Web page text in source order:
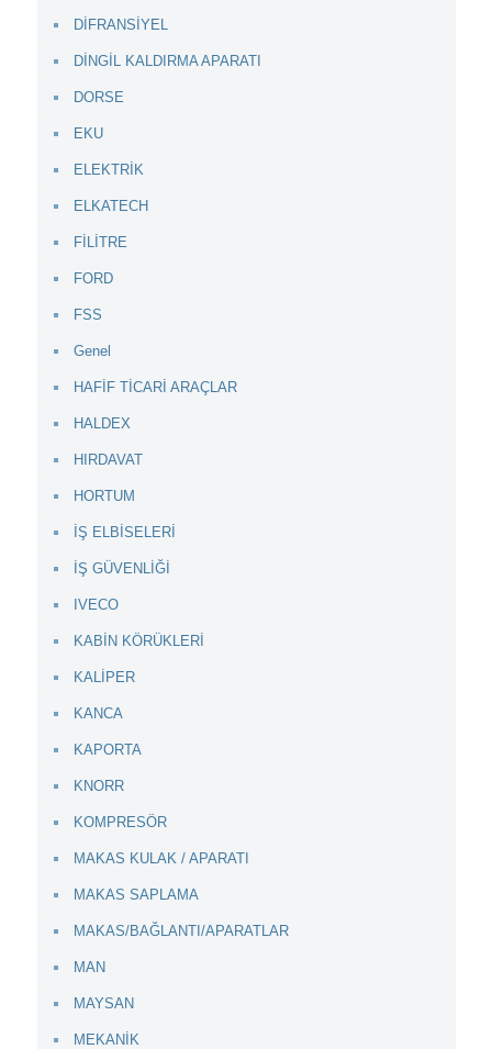
DİFRANSİYEL
DİNGİL KALDIRMA APARATI
DORSE
EKU
ELEKTRİK
ELKATECH
FİLİTRE
FORD
FSS
Genel
HAFİF TİCARİ ARAÇLAR
HALDEX
HIRDAVAT
HORTUM
İŞ ELBİSELERİ
İŞ GÜVENLİĞİ
IVECO
KABİN KÖRÜKLERİ
KALİPER
KANCA
KAPORTA
KNORR
KOMPRESÖR
MAKAS KULAK / APARATI
MAKAS SAPLAMA
MAKAS/BAĞLANTI/APARATLAR
MAN
MAYSAN
MEKANİK